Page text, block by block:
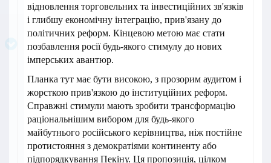
відновлення торговельних та інвестиційних зв'язків
і глибшу економічну інтеграцію, прив'язану до
політичних реформ. Кінцевою метою має стати
позбавлення росії будь-якого стимулу до нових
імперських авантюр.
Планка тут має бути високою, з прозорим аудитом і
жорсткою прив'язкою до інституційних реформ.
Справжні стимули мають зробити трансформацію
раціональнішим вибором для будь-якого
майбутнього російського керівництва, ніж постійне
протистояння з демократіями континенту або
підпорядкування Пекіну. Ця пропозиція, цілком